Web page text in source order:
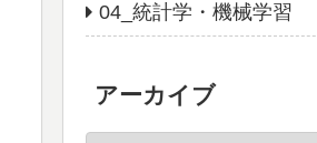
04_統計学・機械学習
アーカイブ